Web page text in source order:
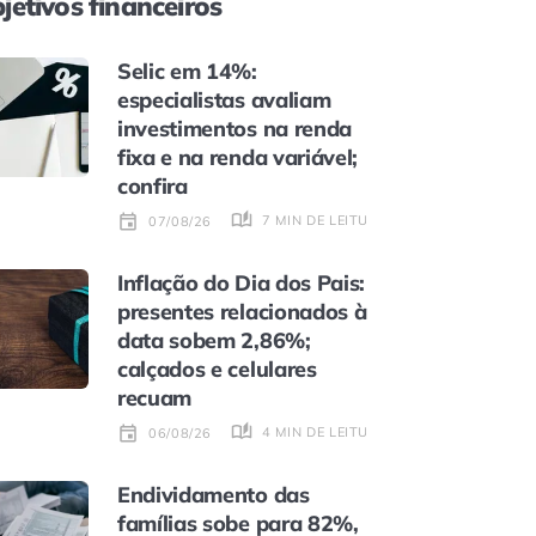
Selic em 14%:
especialistas avaliam
investimentos na renda
fixa e na renda variável;
confira
07/08/26 7 MIN DE LEITURA
Inflação do Dia dos Pais:
presentes relacionados à
data sobem 2,86%;
calçados e celulares
recuam
06/08/26 4 MIN DE LEITURA
Endividamento das
famílias sobe para 82%,